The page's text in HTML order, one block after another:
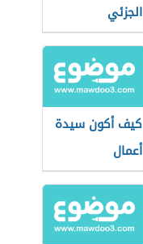
الجزئي
كيف أكون سيدة
أعمال